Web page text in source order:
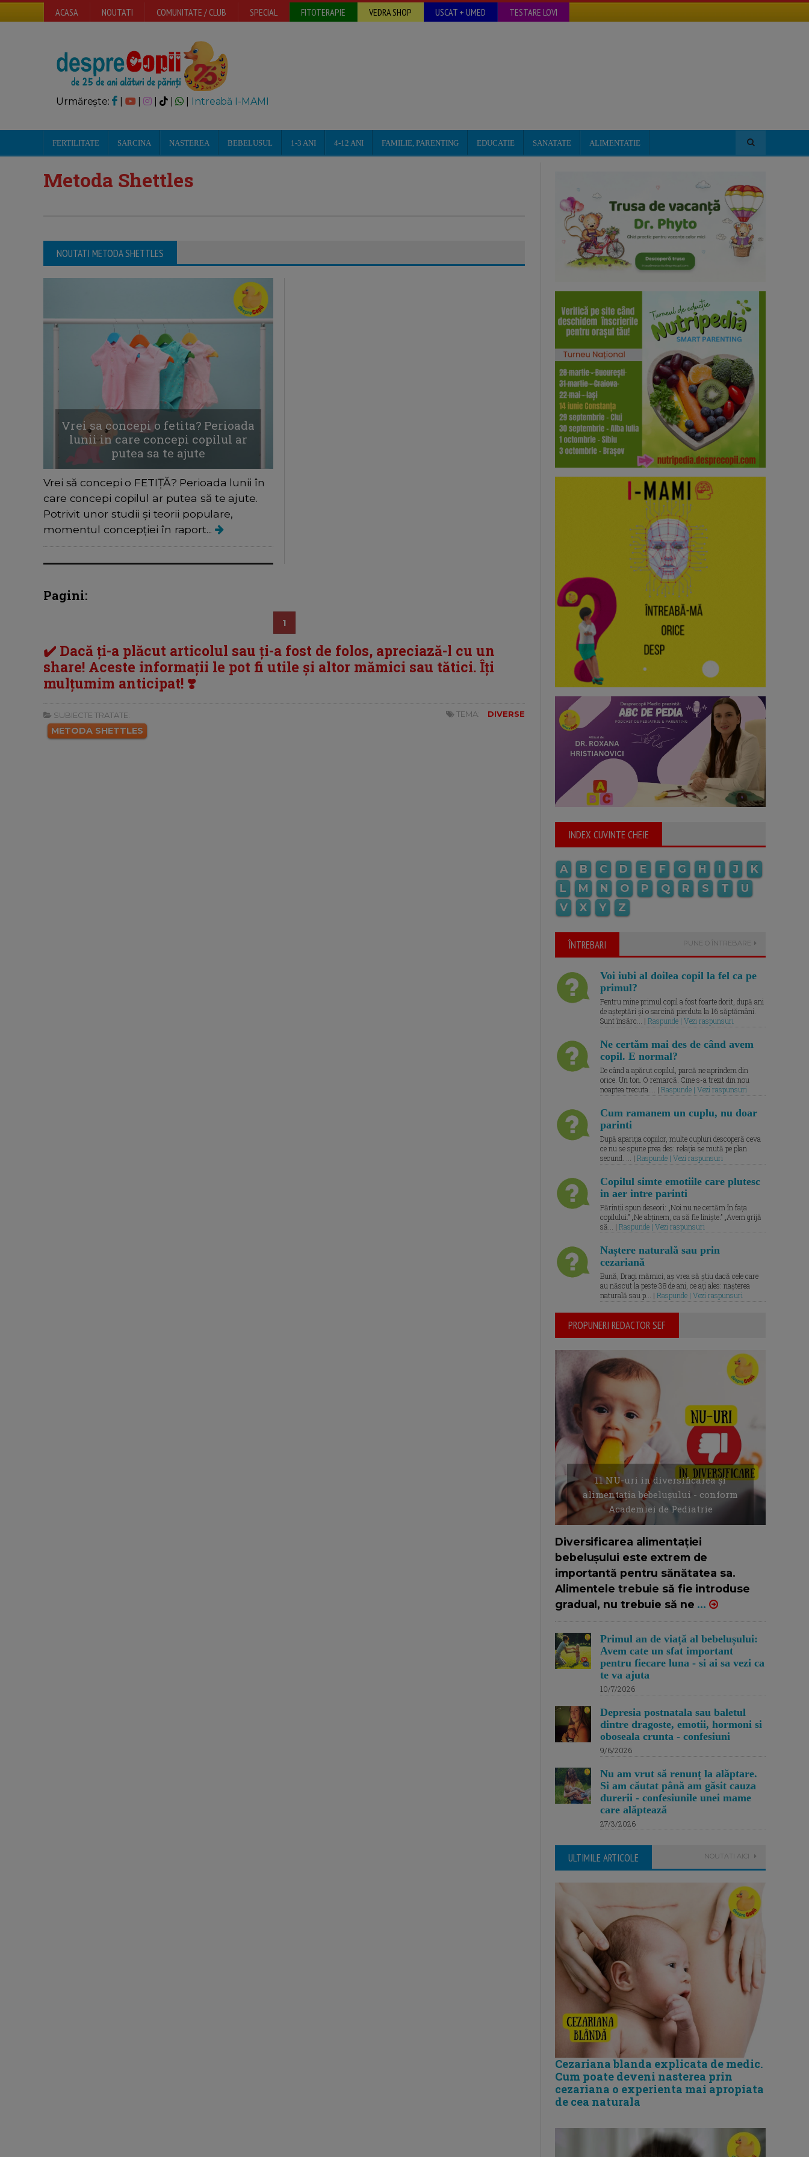
ACASA NOUTATI COMUNITATE / CLUB SPECIAL FITOTERAPIE VEDRA SHOP USCAT + UMED TESTARE LOVI
Urmărește: | | Intreabă I-MAMI
FERTILITATE SARCINA NASTEREA BEBELUSUL 1-3 ANI 4-12 ANI FAMILIE, PARENTING EDUCATIE SANATATE ALIMENTATIE
Metoda Shettles
NOUTATI METODA SHETTLES
Vrei sa concepi o fetita? Perioada
lunii in care concepi copilul ar
putea sa te ajute
Vrei să concepi o FETIȚĂ? Perioada lunii în
care concepi copilul ar putea să te ajute.
Potrivit unor studii și teorii populare,
momentul concepției în raport...
Pagini:
1
✔️ Dacă ți-a plăcut articolul sau ți-a fost de folos, apreciază-l cu un
share! Aceste informații le pot fi utile și altor mămici sau tătici. Îți
mulțumim anticipat! ❣️
SUBIECTE TRATATE:
METODA SHETTLES
TEMA: DIVERSE
INDEX CUVINTE CHEIE
A B C D E F G H I J
K
L
M N O P Q R S T
U
V
X Y Z
ÎNTREBARI PUNE O ÎNTREBARE
Voi iubi al doilea copil la fel ca pe
primul?
Pentru mine primul copil a fost foarte dorit, după ani
de așteptări și o sarcină pierduta la 16 săptămâni.
Sunt însărc... | Raspunde | Vezi raspunsuri
Ne certăm mai des de când avem
copil. E normal?
De când a apărut copilul, parcă ne aprindem din
orice. Un ton. O remarcă. Cine s-a trezit din nou
noaptea trecuta.... | Raspunde | Vezi raspunsuri
Cum ramanem un cuplu, nu doar
parinti
După apariția copiilor, multe cupluri descoperă ceva
ce nu se spune prea des: relația se mută pe plan
secund. ... | Raspunde | Vezi raspunsuri
Copilul simte emotiile care plutesc
in aer intre parinti
Părinții spun deseori: „Noi nu ne certăm în fața
copilului.” „Ne abținem, ca să fie liniște.” „Avem grijă
să... | Raspunde | Vezi raspunsuri
Naștere naturală sau prin
cezariană
Bună, Dragi mămici, aș vrea să știu dacă cele care
au născut la peste 38 de ani, ce ați ales: nașterea
naturală sau p... | Raspunde | Vezi raspunsuri
PROPUNERI REDACTOR SEF
11 NU-uri in diversificarea și
alimentația bebelușului - conform
Academiei de Pediatrie
Diversificarea alimentației
bebelușului este extrem de
importantă pentru sănătatea sa.
Alimentele trebuie să fie introduse
gradual, nu trebuie să ne ...
Primul an de viață al bebelușului:
Avem cate un sfat important
pentru fiecare luna - si ai sa vezi ca
te va ajuta
10/7/2026
Depresia postnatala sau baletul
dintre dragoste, emotii, hormoni si
oboseala crunta - confesiuni
9/6/2026
Nu am vrut să renunț la alăptare.
Si am căutat până am găsit cauza
durerii - confesiunile unei mame
care alăptează
27/3/2026
ULTIMILE ARTICOLE NOUTATI AICI
Cezariana blanda explicata de medic.
Cum poate deveni nasterea prin
cezariana o experienta mai apropiata
de cea naturala